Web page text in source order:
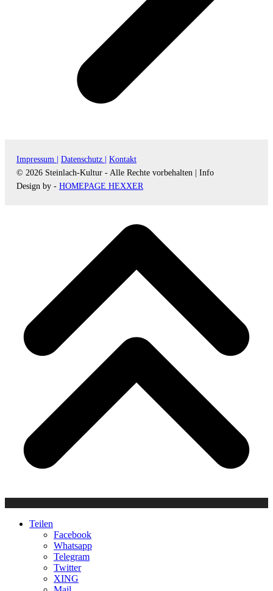
Impressum | Datenschutz |
Kontakt
© 2026 Steinlach-Kultur - Alle Rechte vorbehalten |
Info
Design by - HOMEPAGE HEXXER
Teilen
Facebook
Whatsapp
Telegram
Twitter
XING